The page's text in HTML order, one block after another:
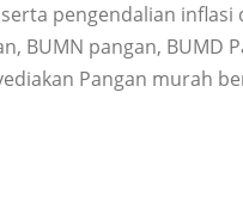
pengendalian
BUMN pangan, BUMD
Pangan murah